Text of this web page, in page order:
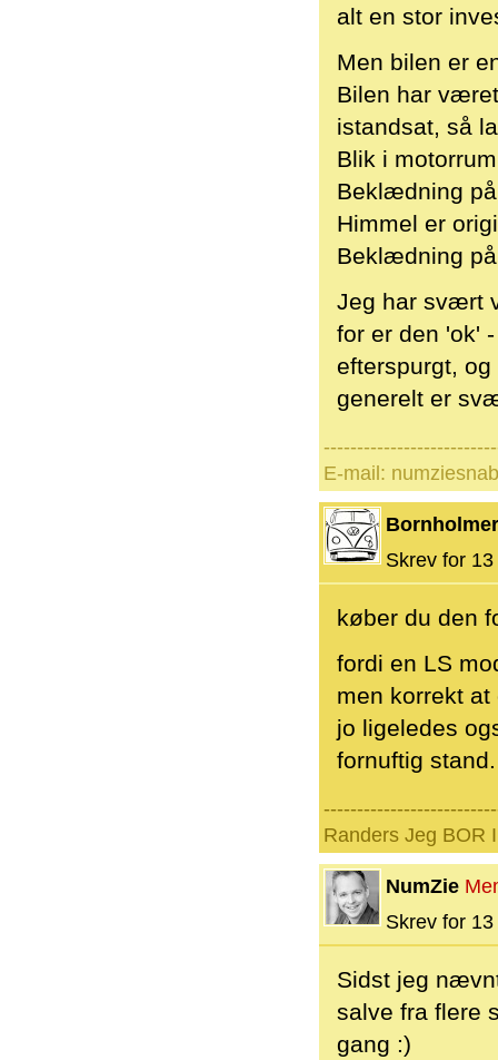
alt en stor
Men bilen er
Bilen har
istandsat, så
Blik i
Beklædning
Himmel er
Beklædning
Jeg har svært
for er den 'ok'
efterspurgt,
generelt er
E-mail:
Bornholmer
Skrev for
køber du den
fordi en LS
men korrekt
jo ligeledes
fornuftig stand.
Randers Jeg BOR
NumZie
Skrev for
Sidst jeg
salve fra flere
gang :)